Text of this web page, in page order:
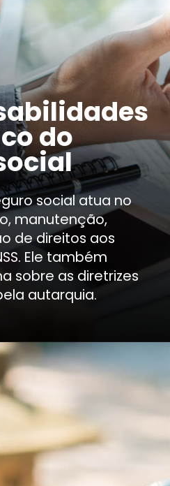
social atua no
manutenção,
de direitos aos
Ele também
sobre as diretrizes
autarquia.
do